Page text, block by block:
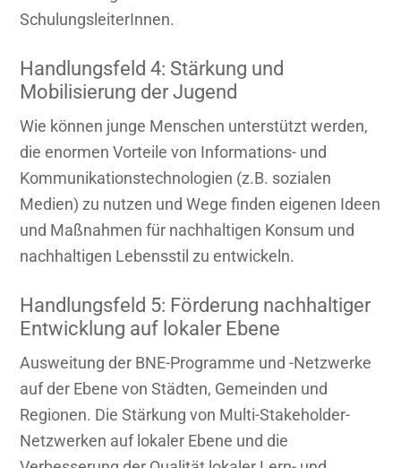
SchulungsleiterInnen.
Handlungsfeld 4: Stärkung und
Mobilisierung der Jugend
Wie können junge Menschen unterstützt werden,
die enormen Vorteile von Informations- und
Kommunikationstechnologien (z.B. sozialen
Medien) zu nutzen und Wege finden eigenen Ideen
und Maßnahmen für nachhaltigen Konsum und
nachhaltigen Lebensstil zu entwickeln.
Handlungsfeld 5: Förderung nachhaltiger
Entwicklung auf lokaler Ebene
Ausweitung der BNE-Programme und -Netzwerke
auf der Ebene von Städten, Gemeinden und
Regionen. Die Stärkung von Multi-Stakeholder-
Netzwerken auf lokaler Ebene und die